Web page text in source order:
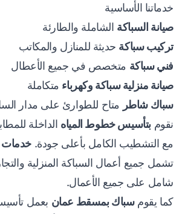
خدماتنا الأساسية
صيانة السباكة الشاملة والطارئة
تركيب سباكة حديثة للمنازل والمكاتب
فني سباكة متخصص في جميع الأعطال
صيانة منزلية سباكة وكهرباء متكاملة
سباك شاطر متاح للطوارئ على مدار
نقوم بتأسيس خطوط المياه الداخلة
مع التشطيب الكامل بأعلى جودة.
تشمل جميع أعمال السباكة المنزلية
شامل على جميع الأعمال.
كما يقومسباك بمسقط عمان بعمل